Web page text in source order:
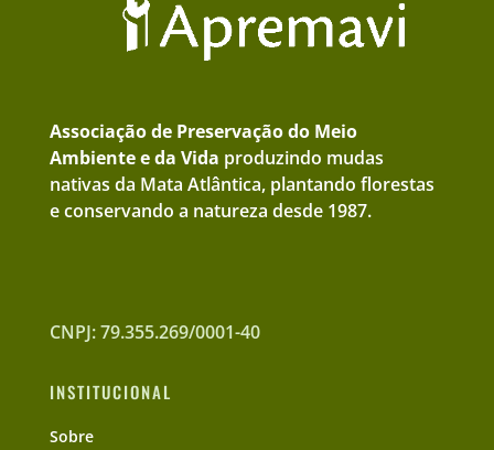
Associação de Preservação do Meio
Ambiente e da Vida produzindo mudas
nativas da Mata Atlântica, plantando florestas
e conservando a natureza desde 1987.
CNPJ: 79.355.269/0001-40
INSTITUCIONAL
Sobre